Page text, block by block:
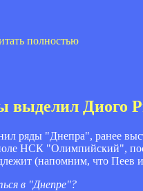
полностью
выделил Диого
ряды "Днепра", ранее
НСК "Олимпийский",
(напомним, что Пеев
в "Днепре"?